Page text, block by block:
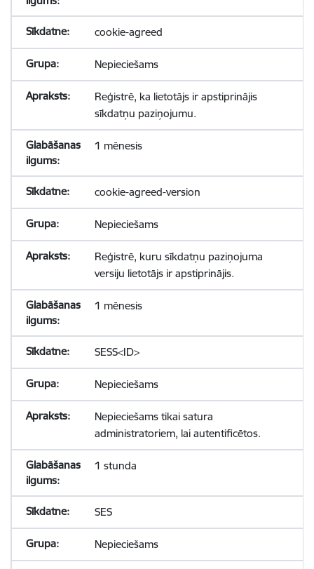
cookie-agreed
Nepieciešams
Reģistrē, ka lietotājs ir apstiprinājis
sīkdatņu paziņojumu.
1 mēnesis
cookie-agreed-version
Nepieciešams
Reģistrē, kuru sīkdatņu paziņojuma
versiju lietotājs ir apstiprinājis.
1 mēnesis
SESS<ID>
Nepieciešams
Nepieciešams tikai satura
administratoriem, lai autentificētos.
1 stunda
SES
Nepieciešams